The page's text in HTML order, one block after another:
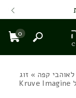
0
חיפוש
קפה » זוג
כוסות דופן כפולה קרוב קורטדו 150 מ"ל Kruve Imagine